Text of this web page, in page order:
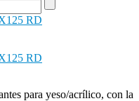
RD
RD
para yeso/acrílico, con la